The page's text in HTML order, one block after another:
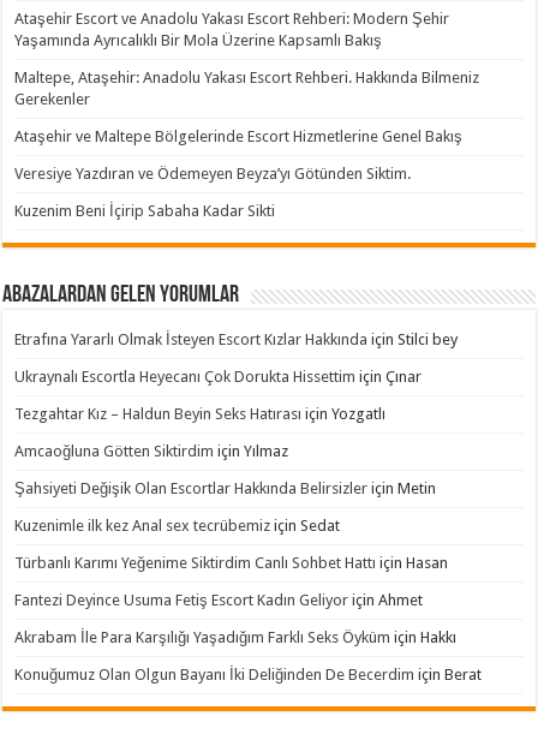
Ataşehir Escort ve Anadolu Yakası Escort Rehberi: Modern Şehir
Yaşamında Ayrıcalıklı Bir Mola Üzerine Kapsamlı Bakış
Maltepe, Ataşehir: Anadolu Yakası Escort Rehberi. Hakkında Bilmeniz
Gerekenler
Ataşehir ve Maltepe Bölgelerinde Escort Hizmetlerine Genel Bakış
Veresiye Yazdıran ve Ödemeyen Beyza’yı Götünden Siktim.
Kuzenim Beni İçirip Sabaha Kadar Sikti
Abazalardan Gelen Yorumlar
Etrafına Yararlı Olmak İsteyen Escort Kızlar Hakkında içinStilci bey
Ukraynalı Escortla Heyecanı Çok Dorukta Hissettim içinÇınar
Tezgahtar Kız – Haldun Beyin Seks Hatırası içinYozgatlı
Amcaoğluna Götten Siktirdim içinYılmaz
Şahsiyeti Değişik Olan Escortlar Hakkında Belirsizler içinMetin
Kuzenimle ilk kez Anal sex tecrübemiz içinSedat
Türbanlı Karımı Yeğenime Siktirdim Canlı Sohbet Hattı içinHasan
Fantezi Deyince Usuma Fetiş Escort Kadın Geliyor içinAhmet
Akrabam İle Para Karşılığı Yaşadığım Farklı Seks Öyküm içinHakkı
Konuğumuz Olan Olgun Bayanı İki Deliğinden De Becerdim içinBerat